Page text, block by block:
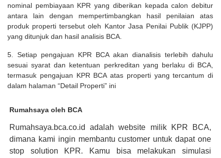
nominal pembiayaan KPR yang diberikan kepada calon debitur
antara lain dengan mempertimbangkan hasil penilaian atas
produk properti tersebut oleh Kantor Jasa Penilai Publik (KJPP)
yang ditunjuk dan hasil analisis BCA.
5. Setiap pengajuan KPR BCA akan dianalisis terlebih dahulu
sesuai syarat dan ketentuan perkreditan yang berlaku di BCA,
termasuk pengajuan KPR BCA atas properti yang tercantum di
dalam halaman “Detail Properti” ini
Rumahsaya oleh BCA
Rumahsaya.bca.co.id adalah website milik KPR BCA,
dimana kami ingin membantu customer untuk dapat one
stop solution KPR. Kamu bisa melakukan simulasi